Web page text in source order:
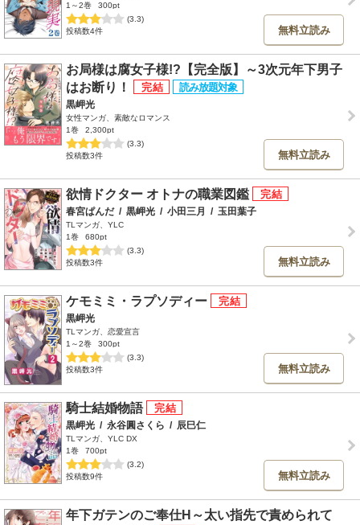
1～2巻
300pt
(3.3)
投稿数4件
無料立読み
お局様は腐女子様!?【完全版】～3次元年下男子
はお断り！
黒岬光
女性マンガ、素敵なロマンス
1巻
2,300pt
(3.3)
投稿数3件
無料立読み
欲情ドクター オトナの職業図鑑
春宮ぱんだ / 黒岬光 / 小田三月 / 玉田葉子
TLマンガ、YLC
1巻
680pt
(3.3)
投稿数3件
無料立読み
ケモミミ・ラプソディー
黒岬光
TLマンガ、恋愛宣言
1～2巻
300pt
(3.3)
投稿数3件
無料立読み
騎士結婚物語
黒岬光 / 永谷圓さくら / 辰巳仁
TLマンガ、YLC DX
1巻
700pt
(3.2)
投稿数9件
無料立読み
年下ガテンのご奉仕H～太い指先で責められて